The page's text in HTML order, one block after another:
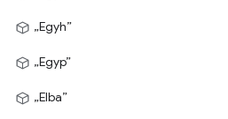
„Egyh”
„Egyp”
„Elba”